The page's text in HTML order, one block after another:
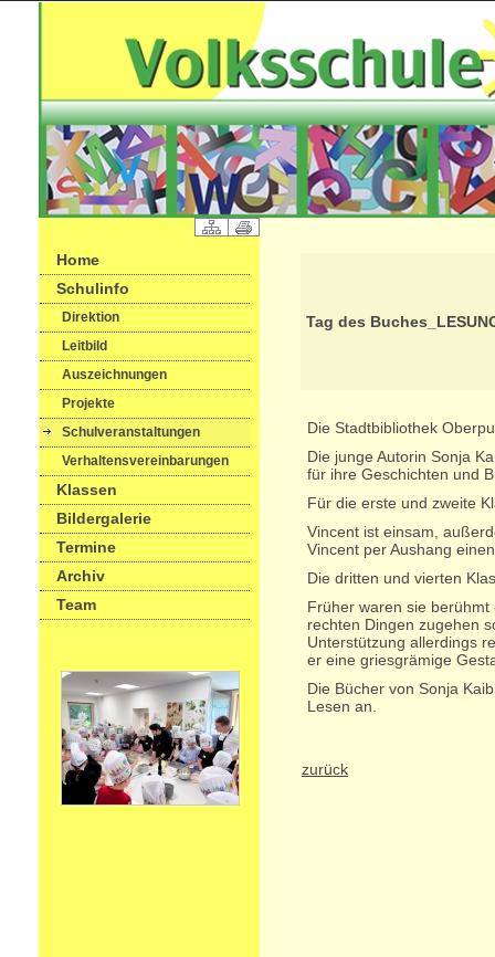
Home
Schulinfo
Direktion
Leitbild
Auszeichnungen
Projekte
Schulveranstaltungen
Verhaltensvereinbarungen
Klassen
Bildergalerie
Termine
Archiv
Team
Tag des
Die Stadtbibliothek
Die junge Autorin Sonja
für ihre Geschichten und
Für die erste und zweite
Vincent ist einsam,
Vincent per Aushang
Die dritten und vierten
Früher waren sie
rechten Dingen zugehen
Unterstützung allerdings
er eine griesgrämige
Die Bücher von Sonja
Lesen an.
zurück